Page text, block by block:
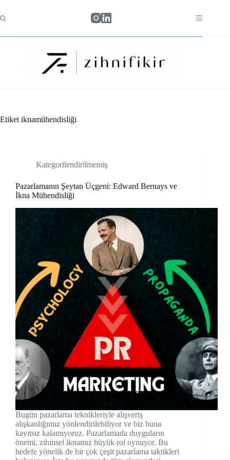
content
Etiket iknamühendisliği
Kategorilendirilmemiş
Pazarlamanın Şeytan Üçgeni: Edward Bernays ve
İkna Mühendisliği
Bugün pazarlama teknikleriyle alışveriş
alışkanlığımız yönlendirilebiliyor ve biz buna
kayıtsız kalamıyoruz. Pazarlamada duyguların
önemi, zihinsel iknamız büyük rol oynuyor. Bu
hedefe yönelik de bir çok çeşit pazarlama taktikleri